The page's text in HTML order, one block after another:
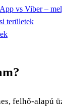
vs Viber –
területek
felhő-alapú